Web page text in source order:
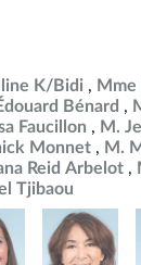
K/Bidi
Mme
Bénard
Faucillon
M.
Monnet
M.
Reid Arbelot
Tjibaou